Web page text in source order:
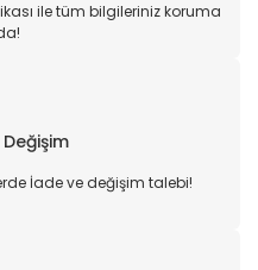
ile tüm bilgileriniz koruma
İade ve değişim talebi!